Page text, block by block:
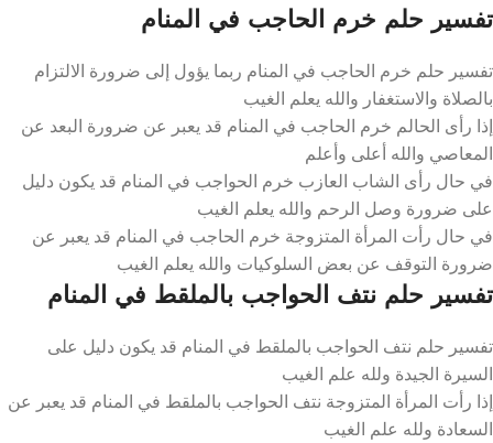
تفسير حلم خرم الحاجب في المنام
تفسير حلم خرم الحاجب في المنام ربما يؤول إلى ضرورة الالتزام
بالصلاة والاستغفار والله يعلم الغيب
إذا رأى الحالم خرم الحاجب في المنام قد يعبر عن ضرورة البعد عن
المعاصي والله أعلى وأعلم
في حال رأى الشاب العازب خرم الحواجب في المنام قد يكون دليل
على ضرورة وصل الرحم والله يعلم الغيب
في حال رأت المرأة المتزوجة خرم الحاجب في المنام قد يعبر عن
ضرورة التوقف عن بعض السلوكيات والله يعلم الغيب
تفسير حلم نتف الحواجب بالملقط في المنام
تفسير حلم نتف الحواجب بالملقط في المنام قد يكون دليل على
السيرة الجيدة ولله علم الغيب
إذا رأت المرأة المتزوجة نتف الحواجب بالملقط في المنام قد يعبر عن
السعادة ولله علم الغيب